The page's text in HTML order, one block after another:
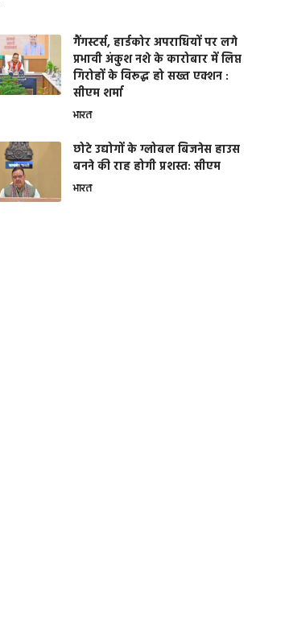
गैंगस्टर्स, हार्डकोर अपराधियों पर लगे
प्रभावी अंकुश नशे के कारोबार में लिप्त
गिरोहों के विरूद्ध हो सख्त एक्शन :
सीएम शर्मा
भारत
छोटे उद्योगों के ग्लोबल बिजनेस हाउस
बनने की राह होगी प्रशस्त: सीएम
भारत